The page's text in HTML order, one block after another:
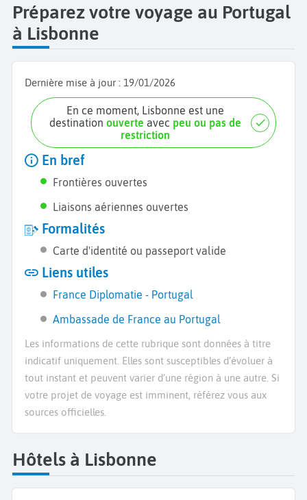
Préparez votre voyage au Portugal
à Lisbonne
Dernière mise à jour : 19/01/2026
En ce moment, Lisbonne est une
destinationouverte avec peu ou pas de
restriction
En bref
Frontières ouvertes
Liaisons aériennes ouvertes
Formalités
Carte d'identité ou passeport valide
Liens utiles
France Diplomatie - Portugal
Ambassade de France au Portugal
Les informations de cette rubrique sont données à titre
indicatif uniquement. Elles sont susceptibles d’évoluer à
tout instant et peuvent varier d’une région à une autre. Si
votre projet de voyage est imminent, référez vous aux
sources officielles.
Hôtels à Lisbonne